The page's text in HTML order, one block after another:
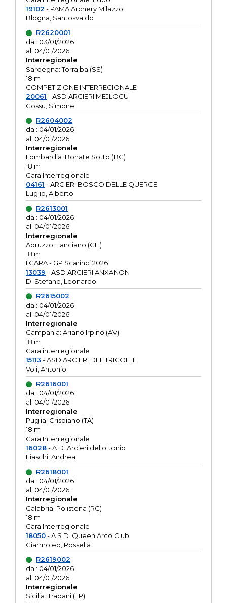
19102 - PAMA Archery Milazzo
Blogna, Santosvaldo
R2620001
dal: 03/01/2026
al: 04/01/2026
Interregionale
Sardegna: Torralba (SS)
18 m
COMPETIZIONE INTERREGIONALE
20061 - ASD ARCIERI MEJLOGU
Cossu, Simone
R2604002
dal: 04/01/2026
al: 04/01/2026
Interregionale
Lombardia: Bonate Sotto (BG)
18 m
Gara Interregionale
04161 - ARCIERI BOSCO DELLE QUERCE
Luglio, Alberto
R2613001
dal: 04/01/2026
al: 04/01/2026
Interregionale
Abruzzo: Lanciano (CH)
18 m
I GARA - GP Scarinci 2026
13039 - ASD ARCIERI ANXANON
Di Stefano, Leonardo
R2615002
dal: 04/01/2026
al: 04/01/2026
Interregionale
Campania: Ariano Irpino (AV)
18 m
Gara interregionale
15113- ASD ARCIERI DEL TRICOLLE
Voli, Antonio
R2616001
dal: 04/01/2026
al: 04/01/2026
Interregionale
Puglia: Crispiano (TA)
18 m
Gara Interregionale
16028- A.D. Arcieri dello Jonio
Fiaschi, Andrea
R2618001
dal: 04/01/2026
al: 04/01/2026
Interregionale
Calabria: Polistena (RC)
18 m
Gara Interregionale
18050- A.S.D. Queen Arco Club
Giarmoleo, Rossella
R2619002
dal: 04/01/2026
al: 04/01/2026
Interregionale
Sicilia: Trapani (TP)